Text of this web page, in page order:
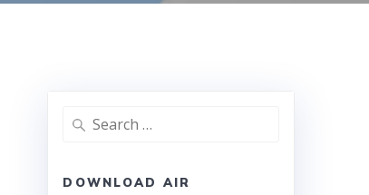
DOWNLOAD AIR